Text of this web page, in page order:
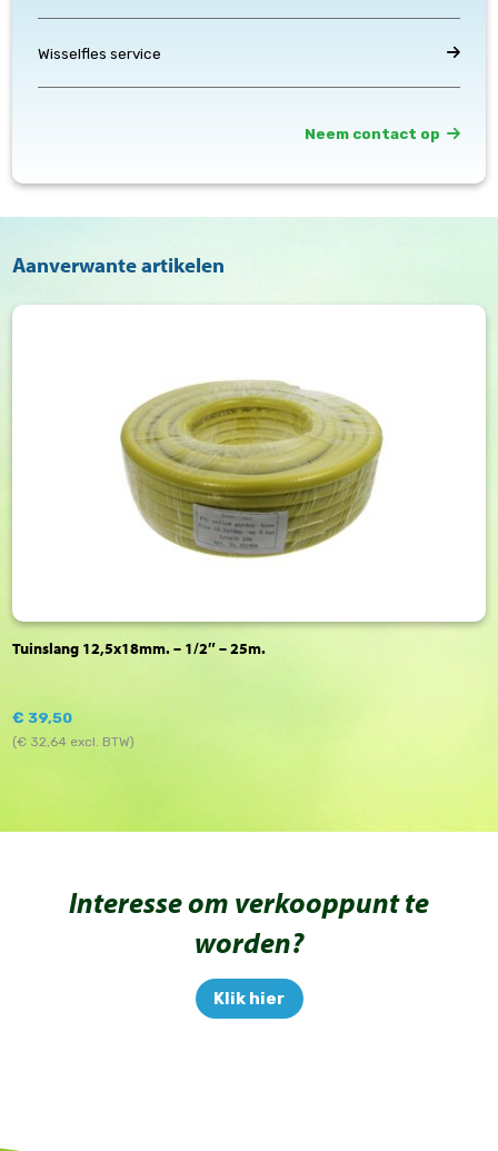
Wisselfles service
Neem contact op
Aanverwante artikelen
Tuinslang 12,5x18mm. – 1/2″ – 25m.
€ 39,50
(€ 32,64 excl. BTW)
Interesse om verkooppunt te
worden?
Klik hier